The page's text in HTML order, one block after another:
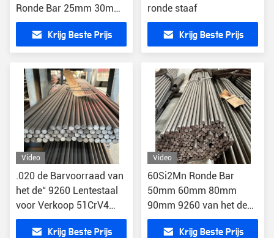
Ronde Bar 25mm 30mm
32mm 40mm AISI
SAE1566Krijg Beste Prijs
ronde staaf
Krijg Beste Prijs
Video
.020 de Barvoorraad van
het de“ 9260 Lentestaal
voor Verkoop 51CrV4
ASTM 6.0mm1200mm
Krijg Beste Prijs
Video
60Si2Mn Ronde Bar
50mm 60mm 80mm
90mm 9260 van het de
lentestaal
Krijg Beste Prijs